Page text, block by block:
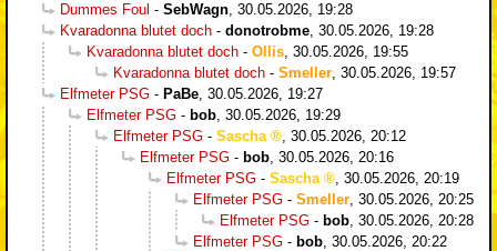
Dummes Foul - SebWagn 30.05.2026, 19:28
Kvaradonna blutet doch - donotrobme 30.05.2026, 19:28
Kvaradonna blutet doch - Ollis 30.05.2026, 19:55
Kvaradonna blutet doch - Smeller 30.05.2026, 19:57
Elfmeter PSG - PaBe 30.05.2026, 19:27
Elfmeter PSG - bob 30.05.2026, 19:29
Elfmeter PSG - Sascha
30.05.2026, 20:12
Elfmeter PSG - bob 30.05.2026, 20:16
Elfmeter PSG - Sascha
30.05.2026, 20:19
Elfmeter PSG - Smeller 30.05.2026, 20:25
Elfmeter PSG - bob 30.05.2026, 20:28
Elfmeter PSG - bob 30.05.2026, 20:22